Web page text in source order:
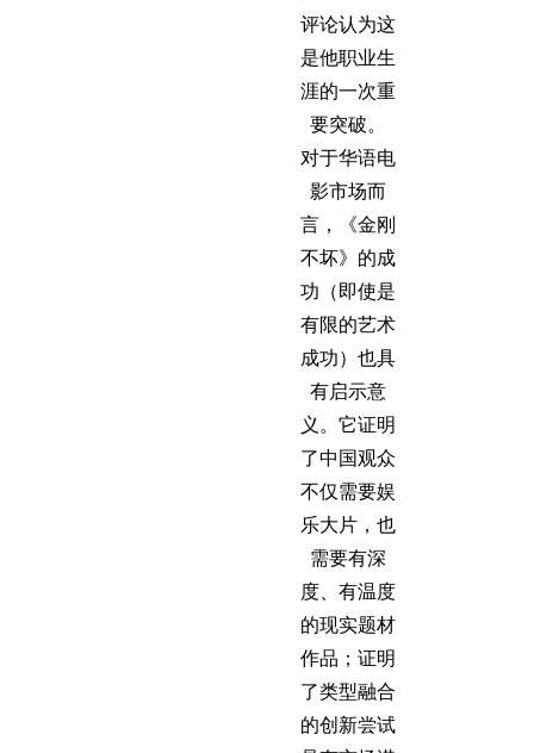
评论认为这
是他职业生
涯的一次重
要突破。
对于华语电
影市场而
言，《金刚
不坏》的成
功（即使是
有限的艺术
成功）也具
有启示意
义。它证明
了中国观众
不仅需要娱
乐大片，也
需要有深
度、有温度
的现实题材
作品；证明
了类型融合
的创新尝试